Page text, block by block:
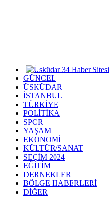
GÜNCEL
ÜSKÜDAR
İSTANBUL
TÜRKİYE
POLİTİKA
SPOR
YAŞAM
EKONOMİ
KÜLTÜR/SANAT
SEÇİM 2024
EĞİTİM
DERNEKLER
BÖLGE HABERLERİ
DİĞER